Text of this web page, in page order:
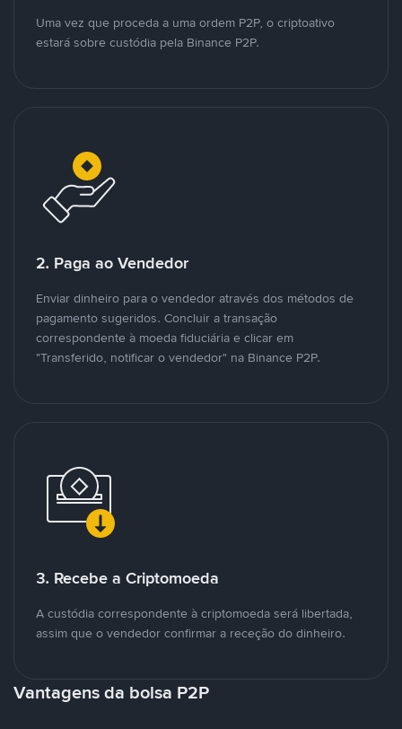
Uma vez que proceda a uma ordem P2P, o criptoativo
estará sobre custódia pela Binance P2P.
2. Paga ao Vendedor
Enviar dinheiro para o vendedor através dos métodos de
pagamento sugeridos. Concluir a transação
correspondente à moeda fiduciária e clicar em
"Transferido, notificar o vendedor" na Binance P2P.
3. Recebe a Criptomoeda
A custódia correspondente à criptomoeda será libertada,
assim que o vendedor confirmar a receção do dinheiro.
Vantagens da bolsa P2P